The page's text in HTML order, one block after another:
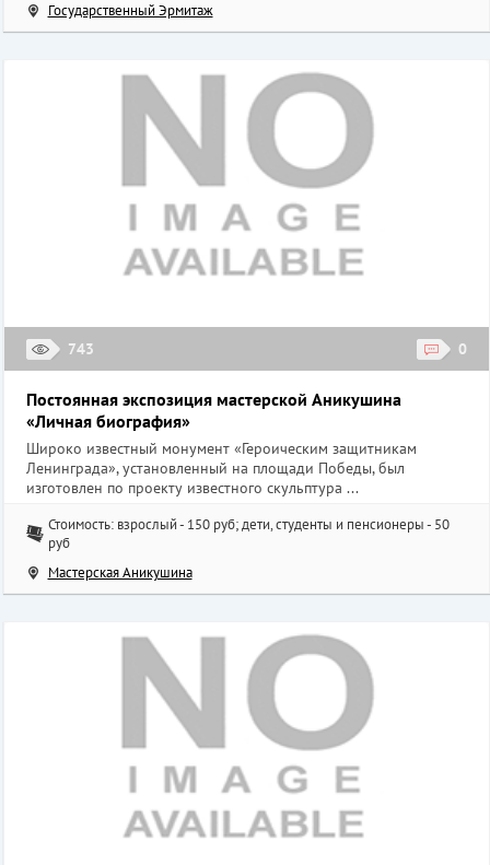
Государственный Эрмитаж
743 0
Постоянная экспозиция мастерской Аникушина
«Личная биография»
Широко известный монумент «Героическим защитникам
Ленинграда», установленный на площади Победы, был
изготовлен по проекту известного скульптура ...
Стоимость: взрослый - 150 руб; дети, студенты и пенсионеры - 50
руб
Мастерская Аникушина